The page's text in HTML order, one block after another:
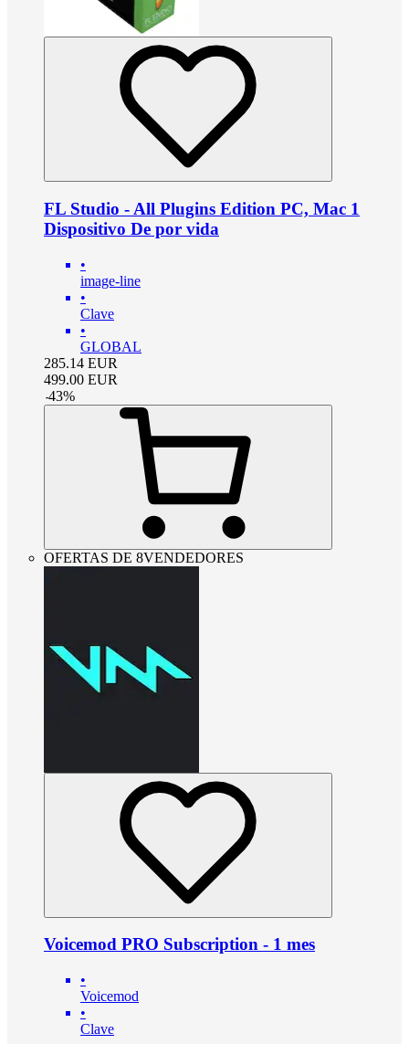
FL Studio - All Plugins Edition PC, Mac 1
Dispositivo De por vida
•
image-line
•
Clave
•
GLOBAL
285.14 EUR
499.00 EUR
-43%
OFERTAS DE 8VENDEDORES
Voicemod PRO Subscription - 1 mes
•
Voicemod
•
Clave